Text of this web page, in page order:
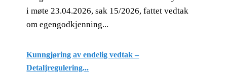
i møte 23.04.2026, sak 15/2026, fattet vedtak
om egengodkjenning...
Kunngjøring av endelig vedtak –
Detaljregulering...